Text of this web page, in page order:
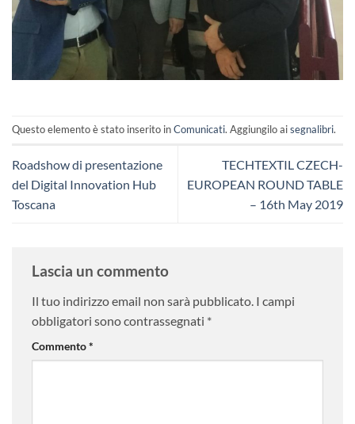
Questo elemento è stato inserito inComunicati. Aggiungilo aisegnalibri.
Roadshow di presentazione
del Digital Innovation Hub
Toscana
TECHTEXTIL CZECH-
EUROPEAN ROUND TABLE
– 16th May 2019
Lascia un commento
Il tuo indirizzo email non sarà pubblicato. I campi
obbligatori sono contrassegnati *
Commento*